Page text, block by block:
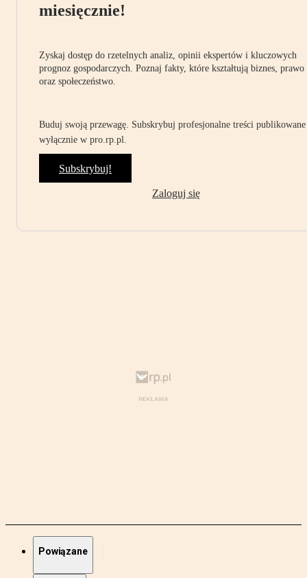
miesięcznie!
Zyskaj dostęp do rzetelnych analiz, opinii ekspertów i kluczowych
prognoz gospodarczych. Poznaj fakty, które kształtują biznes, prawo
oraz społeczeństwo.
Buduj swoją przewagę. Subskrybuj profesjonalne treści publikowane
wyłącznie w pro.rp.pl.
Subskrybuj!
Zaloguj się
Powiązane